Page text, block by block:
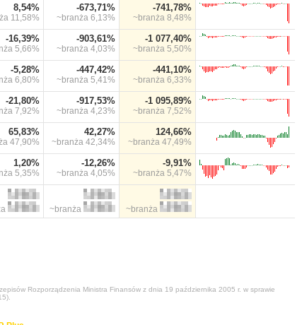
8,54%
11,58%
-673,71%
~branża 6,13%
-741,78%
~branża 8,48%
-16,39%
5,66%
-903,61%
~branża 4,03%
-1 077,40%
~branża 5,50%
-5,28%
6,80%
-447,42%
~branża 5,41%
-441,10%
~branża 6,33%
-21,80%
7,92%
-917,53%
~branża 4,23%
-1 095,89%
~branża 7,52%
65,83%
47,90%
42,27%
~branża 42,34%
124,66%
~branża 47,49%
1,20%
5,35%
-12,26%
~branża 4,05%
-9,91%
~branża 5,47%
~branża ~branża
Rozporządzenia Ministra Finansów z dnia 19 października 2005 r. w sprawie